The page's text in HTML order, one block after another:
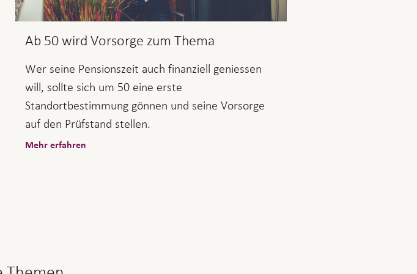
Ab 50 wird Vorsorge zum Thema
Wer seine Pensionszeit auch finanziell geniessen
will, sollte sich um 50 eine erste
Standortbestimmung gönnen und seine Vorsorge
auf den Prüfstand stellen.
Mehr erfahren